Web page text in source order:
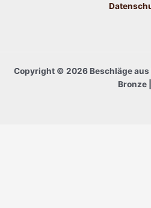
Copyright © 2026 Beschläge aus
Bronze |